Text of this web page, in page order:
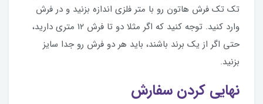
تک تک فرش هاتون رو با متر فلزی اندازه بزنید و در فرش
وارد کنید. توجه کنید که اگر مثلا دو تا فرش ۱۲ متری دارید،
حتی اگر از یک برند باشند، باید هر دو فرش رو جدا سایز
بزنید.
نهایی کردن سفارش